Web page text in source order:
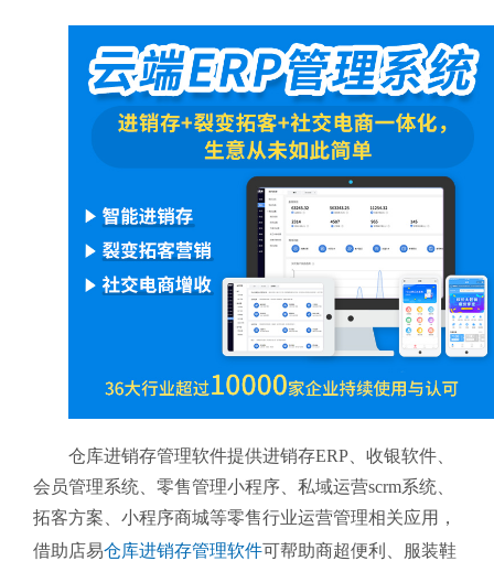
仓库进销存管理软件提供进销存ERP、收银软件、
会员管理系统、零售管理小程序、私域运营scrm系统、
拓客方案、小程序商城等零售行业运营管理相关应用，
借助店易仓库进销存管理软件可帮助商超便利、服装鞋